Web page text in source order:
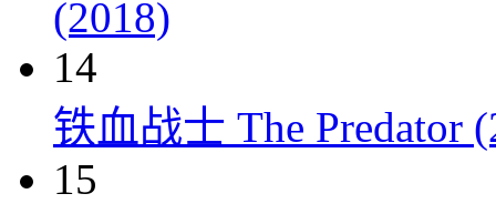
(2018)
14
铁血战士 The Predator
15